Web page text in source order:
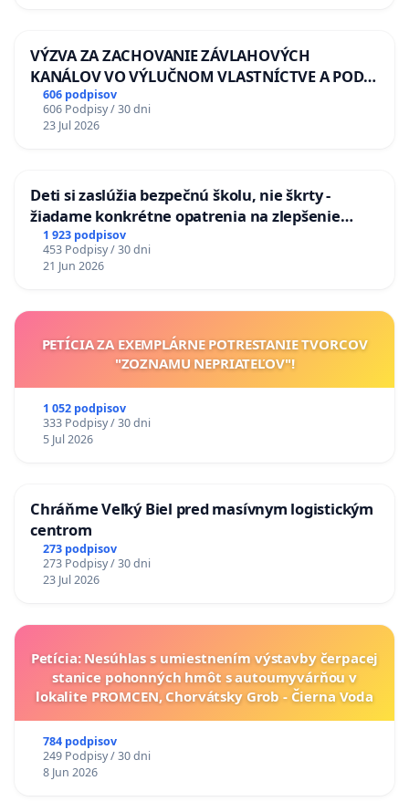
VÝZVA ZA ZACHOVANIE ZÁVLAHOVÝCH
KANÁLOV VO VÝLUČNOM VLASTNÍCTVE A POD
KONTROLOU SLOVENSKEJ REPUBLIKY & žiadosť
na riešenie zanedbaného stavu závlahových a
odvodňovacích kanálov na Slovensku
606 podpisov
606 Podpisy / 30 dni
23 Jul 2026
Deti si zaslúžia bezpečnú školu, nie škrty -
žiadame konkrétne opatrenia na zlepšenie
situácie v školstve
1 923 podpisov
453 Podpisy / 30 dni
21 Jun 2026
PETÍCIA ZA EXEMPLÁRNE POTRESTANIE TVORCOV
"ZOZNAMU NEPRIATEĽOV"!
1 052 podpisov
333 Podpisy / 30 dni
5 Jul 2026
Chráňme Veľký Biel pred masívnym logistickým
centrom
273 podpisov
273 Podpisy / 30 dni
23 Jul 2026
Petícia: Nesúhlas s umiestnením výstavby čerpacej
stanice pohonných hmôt s autoumyvárňou v
lokalite PROMCEN, Chorvátsky Grob - Čierna Voda
784 podpisov
249 Podpisy / 30 dni
8 Jun 2026